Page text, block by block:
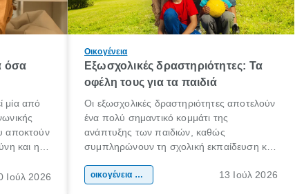
όσα
μία από
αποκτούν
και η
Ιούλ 2026
Οικογένεια
Εξωσχολικές δραστηριότητες: Τα
οφέλη τους για τα παιδιά
Οι εξωσχολικές δραστηριότητες αποτελούν
ένα πολύ σημαντικό κομμάτι της
ανάπτυξης των παιδιών, καθώς
συμπληρώνουν τη σχολική εκπαίδευση και
της προσωπικότητας, της κοινωνικότητας
οικογένεια & παιδί 13 Ιούλ 2026